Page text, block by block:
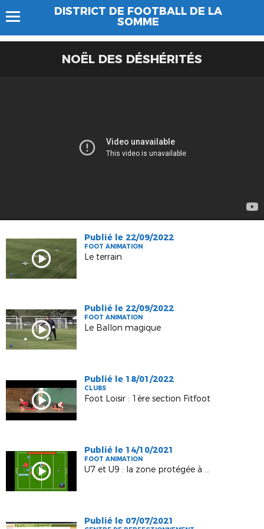
DISTRICT DE FOOTBALL DE LA
SOMME
NOËL DES DÉSHÉRITÉS
Publié le 22/09/2022
FOOT ANIMATION
Le terrain
Publié le 22/09/2022
FOOT ANIMATION
Le Ballon magique
Publié le 18/01/2022
CLUBS
Foot Loisir : 1ère section Fitfoot
Publié le 14/10/2021
FOOT ANIMATION
U7 et U9 : la zone protégée à 8m
Publié le 07/07/2021